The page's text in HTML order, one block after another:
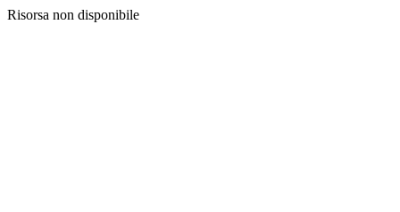
Risorsa non disponibile